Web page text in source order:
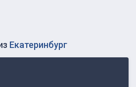
Екатеринбург